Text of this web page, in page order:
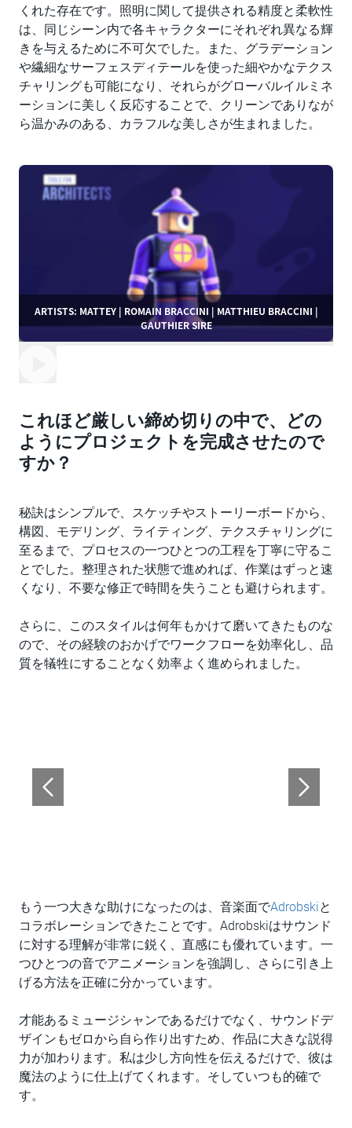
くれた存在です。照明に関して提供される精度と柔軟性
は、同じシーン内で各キャラクターにそれぞれ異なる輝
きを与えるために不可欠でした。また、グラデーション
や繊細なサーフェスディテールを使った細やかなテクス
チャリングも可能になり、それらがグローバルイルミネ
ーションに美しく反応することで、クリーンでありなが
ら温かみのある、カラフルな美しさが生まれました。
ARTISTS: MATTEY | ROMAIN BRACCINI | MATTHIEU BRACCINI |
GAUTHIER SIRE
これほど厳しい締め切りの中で、どの
ようにプロジェクトを完成させたので
すか？
秘訣はシンプルで、スケッチやストーリーボードから、
構図、モデリング、ライティング、テクスチャリングに
至るまで、プロセスの一つひとつの工程を丁寧に守るこ
とでした。整理された状態で進めれば、作業はずっと速
くなり、不要な修正で時間を失うことも避けられます。
さらに、このスタイルは何年もかけて磨いてきたものな
ので、その経験のおかげでワークフローを効率化し、品
質を犠牲にすることなく効率よく進められました。
もう一つ大きな助けになったのは、音楽面でAdrobskiと
コラボレーションできたことです。Adrobskiはサウンド
に対する理解が非常に鋭く、直感にも優れています。一
つひとつの音でアニメーションを強調し、さらに引き上
げる方法を正確に分かっています。
才能あるミュージシャンであるだけでなく、サウンドデ
ザインもゼロから自ら作り出すため、作品に大きな説得
力が加わります。私は少し方向性を伝えるだけで、彼は
魔法のように仕上げてくれます。そしていつも的確で
す。